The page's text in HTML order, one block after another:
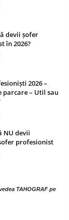
devii șofer
în 2026?
2026 –
parcare – Util sau
NU devii
profesionist
TAHOGRAF pe